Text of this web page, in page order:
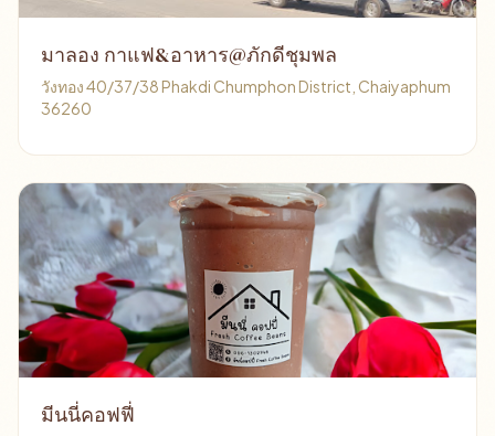
มาลอง กาแฟ&อาหาร@ภักดีชุมพล
วังทอง 40/37/38 Phakdi Chumphon District, Chaiyaphum
36260
มีนนี่คอฟฟี่